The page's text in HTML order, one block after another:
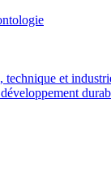
technique et